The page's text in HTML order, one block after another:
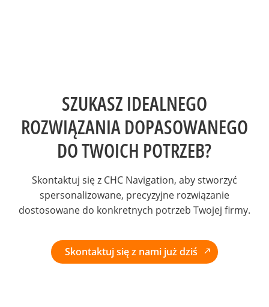
SZUKASZ IDEALNEGO
ROZWIĄZANIA DOPASOWANEGO
DO TWOICH POTRZEB?
Skontaktuj się z CHC Navigation, aby stworzyć
spersonalizowane, precyzyjne rozwiązanie
dostosowane do konkretnych potrzeb Twojej firmy.
Skontaktuj się z nami już dziś